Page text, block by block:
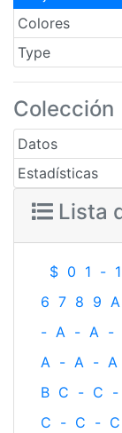
Colores
Type
Colección
Datos
Estadísticas
Lista
$ 0 1 - 1
6 7 8 9 A
- A - A -
A - A - A
B C - C -
C - C - C